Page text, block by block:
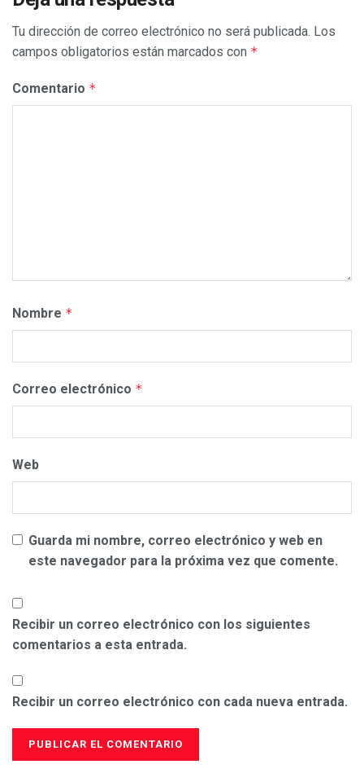
Tu dirección de correo electrónico no será publicada. Los
campos obligatorios están marcados con *
Comentario *
Nombre *
Correo electrónico *
Web
Guarda mi nombre, correo electrónico y web en
este navegador para la próxima vez que comente.
Recibir un correo electrónico con los siguientes
comentarios a esta entrada.
Recibir un correo electrónico con cada nueva entrada.